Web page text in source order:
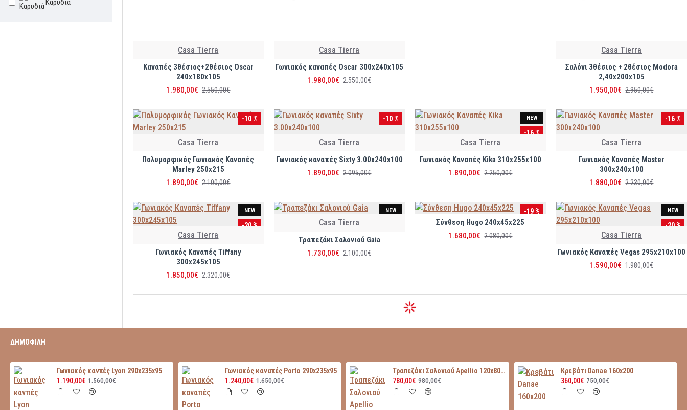
Planet 109
Planet 111
Καρυδιά
Casa Tierra
Καναπές 3θέσιος+2θέσιος Oscar
240x180x105
1.980,00€ 2.550,00€
Casa Tierra
Γωνιακός καναπές Oscar 300x240x105
1.980,00€ 2.550,00€
Casa Tierra
Σαλόνι 3θέσιος + 2θέσιος Modora
2,40x200x105
1.950,00€ 2.950,00€
-10 %
Casa Tierra
Πολυμορφικός Γωνιακός Καναπές
Marley 250x215
1.890,00€ 2.100,00€
-10 %
Casa Tierra
Γωνιακός καναπές Sixty 3.00x240x100
1.890,00€ 2.095,00€
NEW
-16 %
Casa Tierra
Γωνιακός Καναπές Kika 310x255x100
1.890,00€ 2.250,00€
-16 %
Casa Tierra
Γωνιακός Καναπές Master
300x240x100
1.880,00€ 2.230,00€
NEW
-20 %
Casa Tierra
Γωνιακός Καναπές Tiffany
300x245x105
1.850,00€ 2.320,00€
NEW
Casa Tierra
Τραπεζάκι Σαλονιού Gaia
1.730,00€ 2.100,00€
-19 %
Σύνθεση Hugo 240x45x225
1.680,00€ 2.080,00€
NEW
-20 %
Casa Tierra
Γωνιακός Καναπές Vegas 295x210x100
1.590,00€ 1.980,00€
ΔΗΜΟΦΙΛΗ
Γωνιακός κανπές Lyon 290x235x95
1.190,00€ 1.560,00€
Γωνιακός καναπές Porto 290x235x95
1.240,00€ 1.650,00€
Τραπεζάκι Σαλονιού Apellio 120x80x42
780,00€ 980,00€
Κρεβάτι Danae 160x200
360,00€ 750,00€